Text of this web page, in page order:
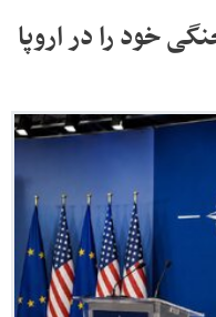
خود را در اروپا